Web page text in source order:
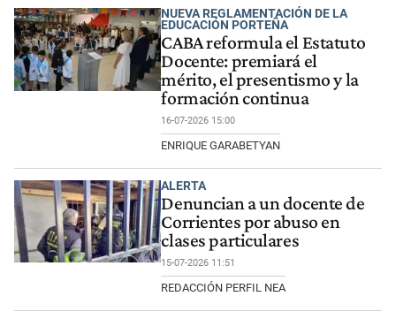
NUEVA REGLAMENTACIÓN DE LA
EDUCACIÓN PORTEÑA
CABA reformula el Estatuto
Docente: premiará el
mérito, el presentismo y la
formación continua
16-07-2026 15:00
ENRIQUE GARABETYAN
ALERTA
Denuncian a un docente de
Corrientes por abuso en
clases particulares
15-07-2026 11:51
REDACCIÓN PERFIL NEA